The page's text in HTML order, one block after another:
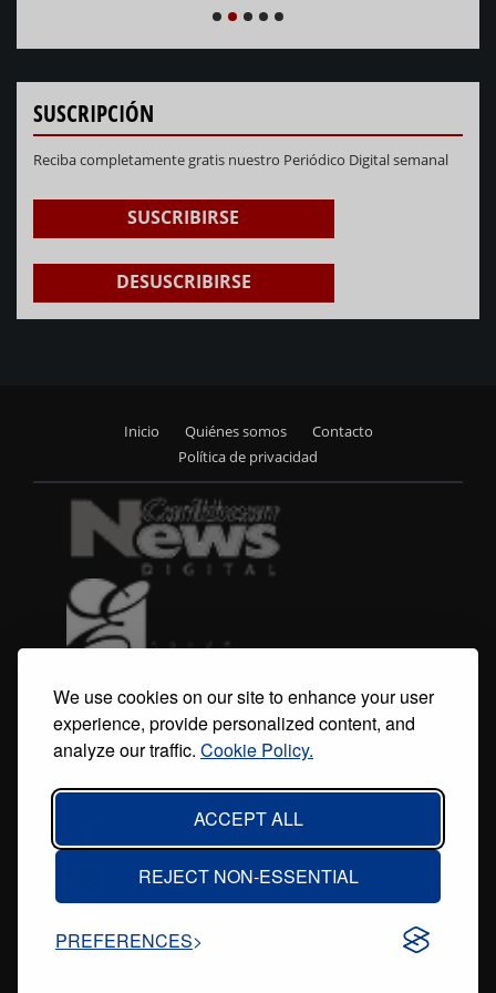
We use cookies on our site to enhance your user
experience, provide personalized content, and
analyze our traffic. Cookie Policy.
ACCEPT ALL
REJECT NON-ESSENTIAL
PREFERENCES
PREVIOUS
SUSCRIPCIÓN
Reciba completamente gratis nuestro Periódico Digital semanal
SUSCRIBIRSE
DESUSCRIBIRSE
menu
Inicio Quiénes somos
Contacto
Política de privacidad